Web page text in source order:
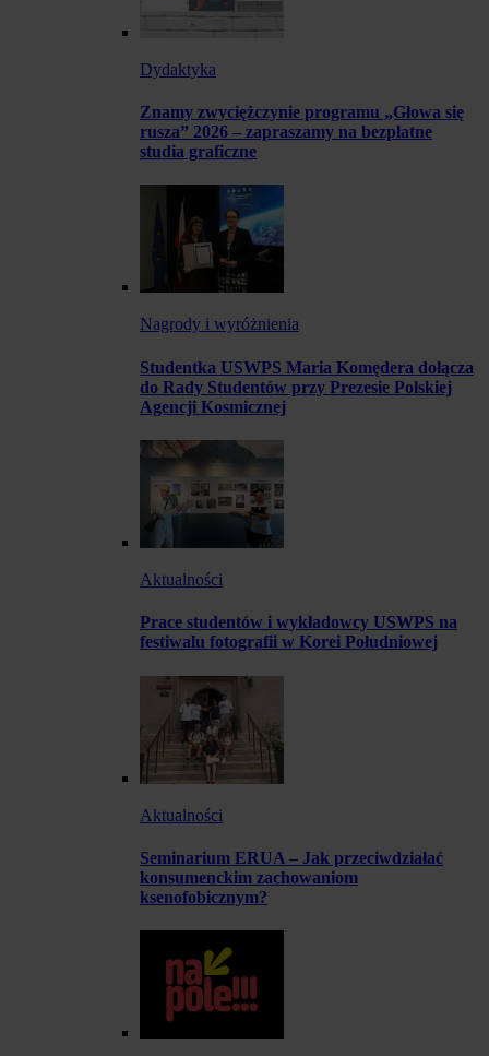
Dydaktyka
Znamy zwyciężczynie programu „Głowa się
rusza” 2026 – zapraszamy na bezpłatne
studia graficzne
Nagrody i wyróżnienia
Studentka USWPS Maria Komędera dołącza
do Rady Studentów przy Prezesie Polskiej
Agencji Kosmicznej
Aktualności
Prace studentów i wykładowcy USWPS na
festiwalu fotografii w Korei Południowej
Aktualności
Seminarium ERUA – Jak przeciwdziałać
konsumenckim zachowaniom
ksenofobicznym?